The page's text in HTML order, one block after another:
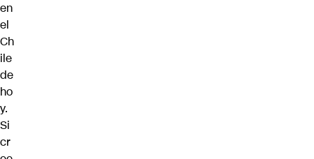
en
el
Ch
ile
de
ho
y.
Si
cr